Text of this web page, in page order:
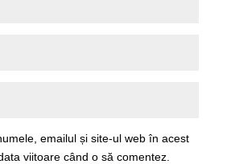
emailul și site-ul web în acest
viitoare când o să comentez.